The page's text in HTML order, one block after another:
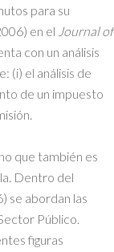
para su
en el Journal of
con un análisis
(i) el análisis de
de un impuesto
que también es
Dentro del
se abordan las
Público.
figuras